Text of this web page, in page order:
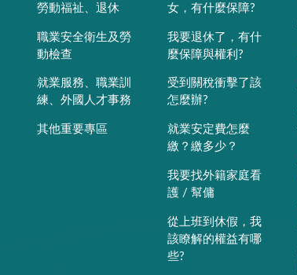
勞動福祉、退休
職業安全衛生及勞
動檢查
就業服務、職業訓
練、外國人才事務
其他重要專區
女，有什麼保障?
我要退休了，有什
麼保障與權利?
受到關稅衝擊了該
怎麼辦?
就業安定費怎麼
繳？繳多少？
我要找外籍家庭看
護 / 幫傭
從上班到休假，我
該瞭解的權益有哪
些?